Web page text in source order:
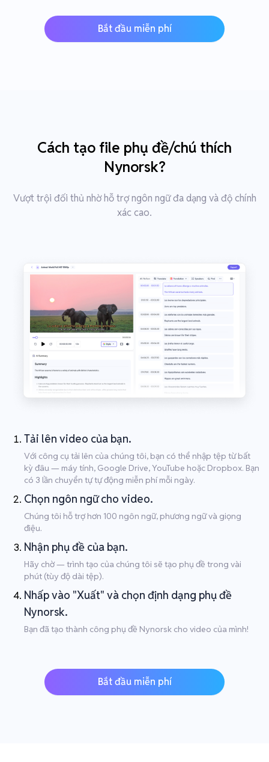
Bắt đầu miễn phí
Cách tạo file phụ đề/chú thích
Nynorsk?
Vượt trội đối thủ nhờ hỗ trợ ngôn ngữ đa dạng và độ chính
xác cao.
Tải lên video của bạn.
Với công cụ tải lên của chúng tôi, bạn có thể nhập tệp từ bất
kỳ đâu — máy tính, Google Drive, YouTube hoặc Dropbox. Bạn
có 3 lần chuyển tự tự động miễn phí mỗi ngày.
Chọn ngôn ngữ cho video.
Chúng tôi hỗ trợ hơn 100 ngôn ngữ, phương ngữ và giọng
điệu.
Nhận phụ đề của bạn.
Hãy chờ — trình tạo của chúng tôi sẽ tạo phụ đề trong vài
phút (tùy độ dài tệp).
Nhấp vào "Xuất" và chọn định dạng phụ đề
Nynorsk.
Bạn đã tạo thành công phụ đề Nynorsk cho video của mình!
Bắt đầu miễn phí